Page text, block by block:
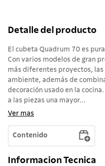
Detalle del producto
El cubeta Quadrum 70 es
Con varios modelos de gran
más diferentes proyectos, las
ambiente, además de
decoración usado en la
a las piezas una mayor...
Ver mas
Contenido
Informacion Tecnica